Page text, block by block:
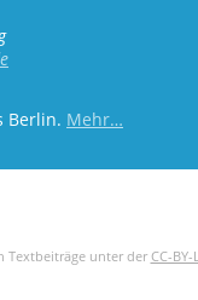
Berlin. Mehr…
Textbeiträge unter der CC-BY-